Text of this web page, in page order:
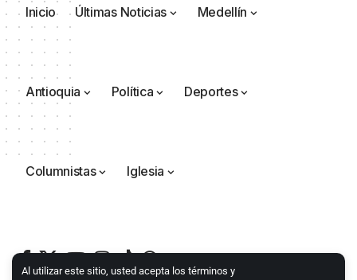
Al utilizar este sitio, usted acepta los términos y
Inicio Últimas Noticias Medellín
Antioquia Política Deportes
Columnistas Iglesia